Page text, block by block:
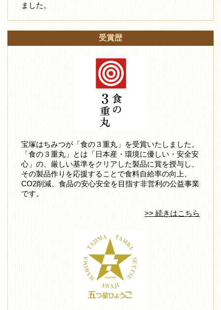
ました。
受賞歴
宝塚はちみつが「食の３重丸」を受賞いたしました。
「食の３重丸」とは「日本産・環境に優しい・安全安
心」の、厳しい基準をクリアした製品に賞を授与し、
その製品作りを応援することで食料自給率の向上、
CO2削減、食品の安心安全を目指す非営利の公益事業
です。
>> 続きはこちら